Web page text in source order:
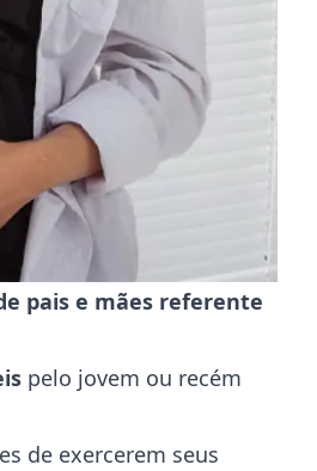
pais e mães referente
pelo jovem ou recém
de exercerem seus